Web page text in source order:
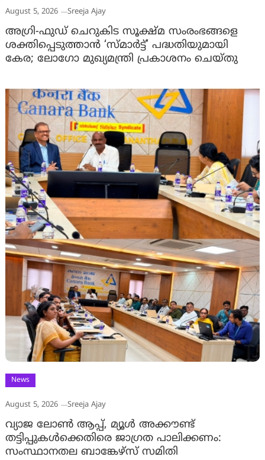
August 5, 2026 Sreeja Ajay
അഗ്രി-ഫുഡ് ചെറുകിട സൂക്ഷ്മ സംരംഭങ്ങളെ
ശക്തിപ്പെടുത്താന്‍ ‘സ്മാര്‍ട്ട്’ പദ്ധതിയുമായി
കേര; ലോഗോ മുഖ്യമന്ത്രി പ്രകാശനം ചെയ്തു
News
August 5, 2026 Sreeja Ajay
വ്യാജ ലോൺ ആപ്പ്, മ്യൂൾ അക്കൗണ്ട്
തട്ടിപ്പുകൾക്കെതിരെ ജാ​ഗ്രത പാലിക്കണം:
സംസ്ഥാനതല ബാങ്കേഴ്സ് സമിതി